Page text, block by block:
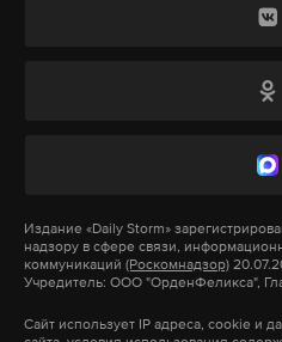
Издание «Daily Storm»
надзору в сфере связи,
коммуникаций (Роскомнадзор)
Учредитель: ООО "ОрденФеликса",
Сайт использует IP адреса, cookie и